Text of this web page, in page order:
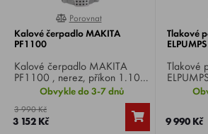
výhody zahradního i ponorného
0%
Porovnat
Kalové čerpadlo MAKITA
PF1100
Kalové čerpadlo MAKITA
PF1100 , nerez, příkon 1.100
W, max. výtlak 9 m, max.
hloubka ponoru 5 m,
max. průtok 250 l/min, max.
částice 5 mm, hmotnost 6,7 kg.
Obvykle do 3-7 dnů
3 990 Kč
3 152 Kč
Tlakové
Tlakové
W,
max.
l/h, do
tepelná
9 990 Kč